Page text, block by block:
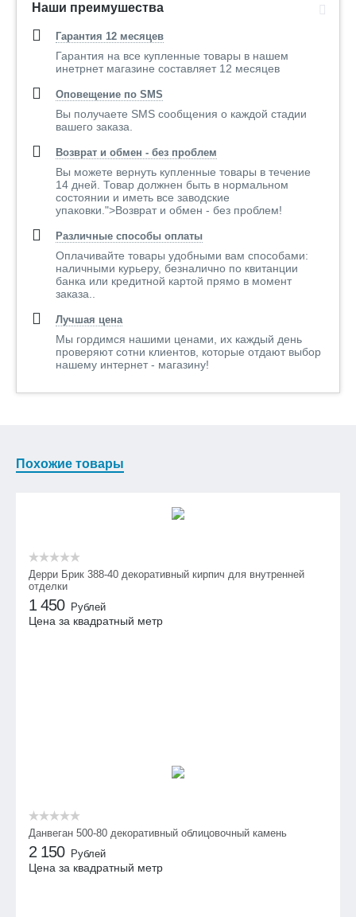
Наши преимушества
Гарантия 12 месяцев
Гарантия на все купленные товары в нашем
инетрнет магазине составляет 12 месяцев
Оповещение по SMS
Вы получаете SMS сообщения о каждой стадии
вашего заказа.
Возврат и обмен - без проблем
Вы можете вернуть купленные товары в течение
14 дней. Товар должнен быть в нормальном
состоянии и иметь все заводские
упаковки.">Возврат и обмен - без проблем!
Различные способы оплаты
Оплачивайте товары удобными вам способами:
наличными курьеру, безналично по квитанции
банка или кредитной картой прямо в момент
заказа..
Лучшая цена
Мы гордимся нашими ценами, их каждый день
проверяют сотни клиентов, которые отдают выбор
нашему интернет - магазину!
Похожие товары
Дерри Брик 388-40 декоративный кирпич для внутренней
отделки
1 450 Рублей
Цена за квадратный метр
Данвеган 500-80 декоративный облицовочный камень
2 150 Рублей
Цена за квадратный метр